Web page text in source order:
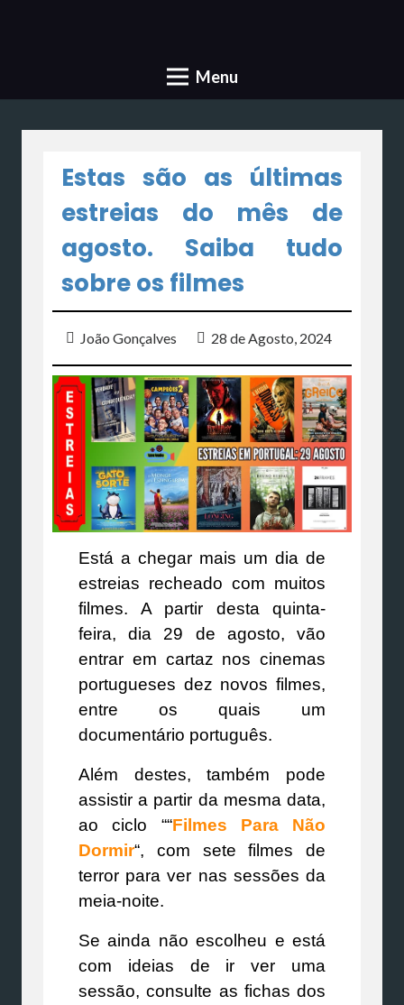
Menu
Estas são as últimas
estreias do mês de
agosto. Saiba tudo
sobre os filmes
João Gonçalves 28 de Agosto, 2024
Está a chegar mais um dia de
estreias recheado com muitos
filmes. A partir desta quinta-
feira, dia 29 de agosto, vão
entrar em cartaz nos cinemas
portugueses dez novos filmes,
entre os quais um
documentário português.
Além destes, também pode
assistir a partir da mesma data,
ao ciclo ““Filmes Para Não
Dormir“, com sete filmes de
terror para ver nas sessões da
meia-noite.
Se ainda não escolheu e está
com ideias de ir ver uma
sessão, consulte as fichas dos